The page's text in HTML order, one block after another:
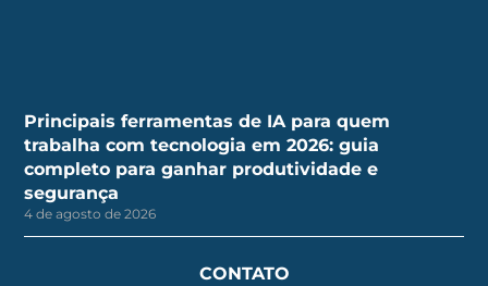
Principais ferramentas de IA para quem
trabalha com tecnologia em 2026: guia
completo para ganhar produtividade e
segurança
4 de agosto de 2026
CONTATO